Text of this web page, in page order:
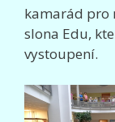
kamarád pro
slona Edu,
vystoupení.